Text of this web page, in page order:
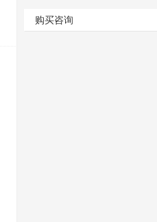
购买咨询